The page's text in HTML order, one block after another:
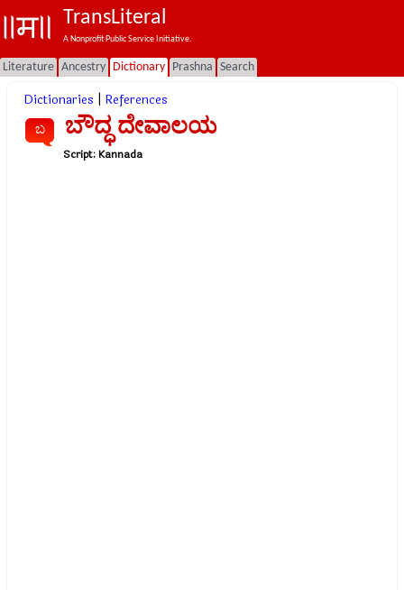
TransLiteral
A Nonprofit Public Service Initiative.
Literature Ancestry Dictionary Prashna Search
Dictionaries References
ಬ ಬೌದ್ಧ ದೇವಾಲಯ
Script:Kannada